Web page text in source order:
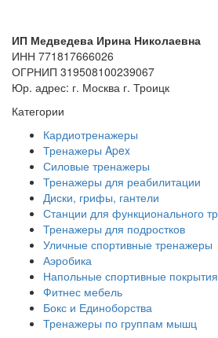
ИП Медведева Ирина Николаевна
ИНН 771817666026
ОГРНИП 319508100239067
Юр. адрес: г. Москва г. Троицк
Категории
Кардиотренажеры
Тренажеры Apex
Силовые тренажеры
Тренажеры для реабилитации
Диски, грифы, гантели
Станции для функционального
Тренажеры для подростков
Уличные спортивные тренажеры
Аэробика
Напольные спортивные покрытия
Фитнес мебель
Бокс и Единоборства
Тренажеры по группам мышц